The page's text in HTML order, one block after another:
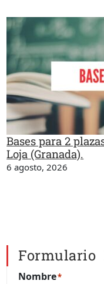
Bases para 2
Loja (Granada).
6 agosto, 2026
Formulario
Nombre*